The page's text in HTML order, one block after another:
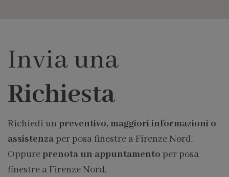
Invia una
Richiesta
Richiedi un preventivo, maggiori informazioni o
assistenza per posa finestre a Firenze Nord.
Oppure prenota un appuntamento per posa
finestre a Firenze Nord.